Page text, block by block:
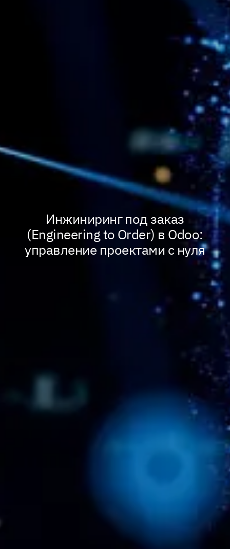
Инжиниринг под заказ
(Engineering to Order) в Odoo:
управление проектами с нуля